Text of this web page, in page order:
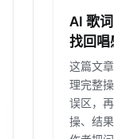
AI 歌
找回唱
这篇文
理完整
误区，
操、结